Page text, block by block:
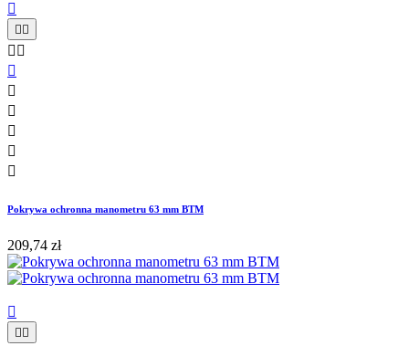

 
 






Pokrywa ochronna manometru 63 mm BTM
209,74 zł

 